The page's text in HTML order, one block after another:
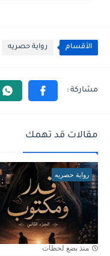
الأقسام رواية حصريه
مقالات قد تهمك
رواية حصريه
منذ بضع لحظات